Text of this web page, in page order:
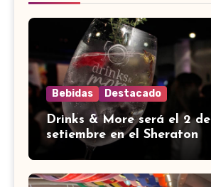
Bebidas Destacado
Drinks & More será el 2 de
setiembre en el Sheraton